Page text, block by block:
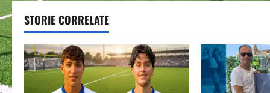
t
n
a
STORIE CORRELATE